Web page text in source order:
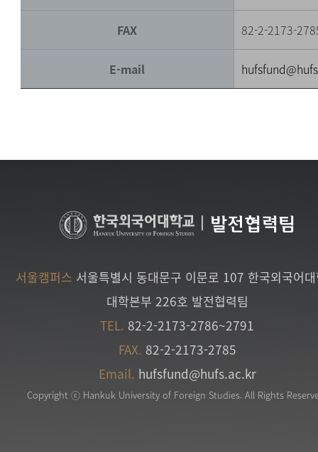
FAX 82-2-2173-
E-mail
발전협력팀
서울캠퍼스 서울특별시 동대문구 이문로 107 한국외국어
대학본부 226호 발전협력팀
TEL. 82-2-2173-2786~2791
FAX. 82-2-2173-2785
Email. hufsfund@hufs.ac.kr
Copyright ⓒ Hankuk University of Foreign Studies. All Rights